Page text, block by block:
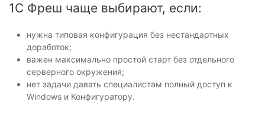
1С Фреш чаще выбирают, если:
нужна типовая конфигурация без нестандартных
доработок;
важен максимально простой старт без отдельного
серверного окружения;
нет задачи давать специалистам полный доступ к
Windows и Конфигуратору.